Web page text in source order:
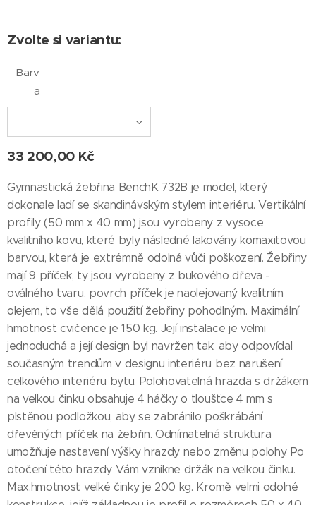
Zvolte si variantu:
Barv
a
33 200,00 Kč
Gymnastická žebřina BenchK 732B je model, který
dokonale ladí se skandinávským stylem interiéru. Vertikální
profily (50 mm x 40 mm) jsou vyrobeny z vysoce
kvalitního kovu, které byly následné lakovány komaxitovou
barvou, která je extrémně odolná vůči poškození. Žebřiny
mají 9 příček, ty jsou vyrobeny z bukového dřeva -
oválného tvaru, povrch příček je naolejovaný kvalitním
olejem, to vše dělá použití žebřiny pohodlným. Maximální
hmotnost cvičence je 150 kg. Její instalace je velmi
jednoduchá a její design byl navržen tak, aby odpovídal
současným trendům v designu interiéru bez narušení
celkového interiéru bytu. Polohovatelná hrazda s držákem
na velkou činku obsahuje 4 háčky o tloušťce 4 mm s
plstěnou podložkou, aby se zabránilo poškrábání
dřevěných příček na žebřin. Odnímatelná struktura
umožňuje nastavení výšky hrazdy nebo změnu polohy. Po
otočení této hrazdy Vám vznikne držák na velkou činku.
Max.hmotnost velké činky je 200 kg. Kromě velmi odolné